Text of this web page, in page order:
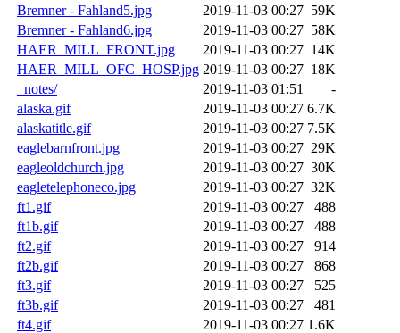
Bremner - Fahland5.jpg
2019-11-03 00:27 59K
Bremner - Fahland6.jpg
2019-11-03 00:27 58K
HAER_MILL_FRONT.jpg
2019-11-03 00:27 14K
HAER_MILL_OFC_HOSP.jpg 2019-11-03 00:27 18K
_notes/
2019-11-03 01:51
-
alaska.gif
2019-11-03 00:27 6.7K
alaskatitle.gif
2019-11-03 00:27 7.5K
eaglebarnfront.jpg
2019-11-03 00:27 29K
eagleoldchurch.jpg
2019-11-03 00:27 30K
eagletelephoneco.jpg
2019-11-03 00:27 32K
ft1.gif
2019-11-03 00:27
488
ft1b.gif
2019-11-03 00:27
488
ft2.gif
2019-11-03 00:27
914
ft2b.gif
2019-11-03 00:27
868
ft3.gif
2019-11-03 00:27
525
ft3b.gif
2019-11-03 00:27
481
ft4.gif
2019-11-03 00:27 1.6K